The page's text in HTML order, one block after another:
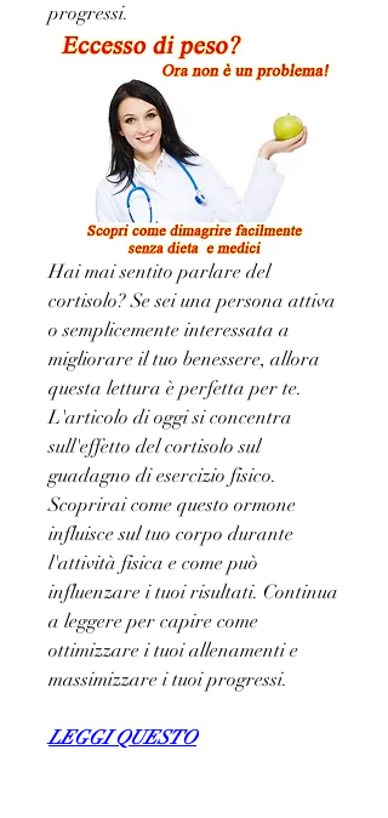
progressi.
Hai mai sentito parlare del
cortisolo? Se sei una persona attiva
o semplicemente interessata a
migliorare il tuo benessere, allora
questa lettura è perfetta per te.
L'articolo di oggi si concentra
sull'effetto del cortisolo sul
guadagno di esercizio fisico.
Scoprirai come questo ormone
influisce sul tuo corpo durante
l'attività fisica e come può
influenzare i tuoi risultati. Continua
a leggere per capire come
ottimizzare i tuoi allenamenti e
massimizzare i tuoi progressi.
LEGGI QUESTO